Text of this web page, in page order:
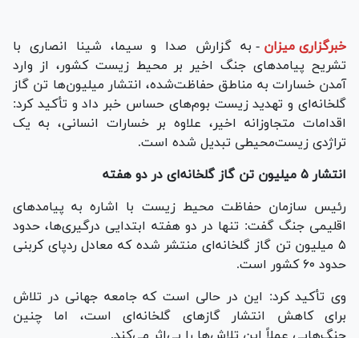
خبرگزاری میزان - به گزارش صدا و سیما، شینا انصاری با
تشریح پیامد‌های جنگ اخیر بر محیط زیست کشور، از وارد
آمدن خسارات به مناطق حفاظت‌شده، انتشار میلیون‌ها تن گاز
گلخانه‌ای و تهدید زیست بوم‌های حساس خبر داد و تأکید کرد:
اقدامات متجاوزانه اخیر، علاوه بر خسارات انسانی، به یک
تراژدی زیست‌محیطی تبدیل شده است.
انتشار ۵ میلیون تن گاز گلخانه‌ای در دو هفته
رئیس سازمان حفاظت محیط زیست با اشاره به پیامد‌های
اقلیمی جنگ گفت: تنها در دو هفته ابتدایی درگیری‌ها، حدود
۵ میلیون تن گاز گلخانه‌ای منتشر شده که معادل ردپای کربنی
حدود ۶۰ کشور است.
وی تأکید کرد: این در حالی است که جامعه جهانی در تلاش
برای کاهش انتشار گاز‌های گلخانه‌ای است، اما چنین